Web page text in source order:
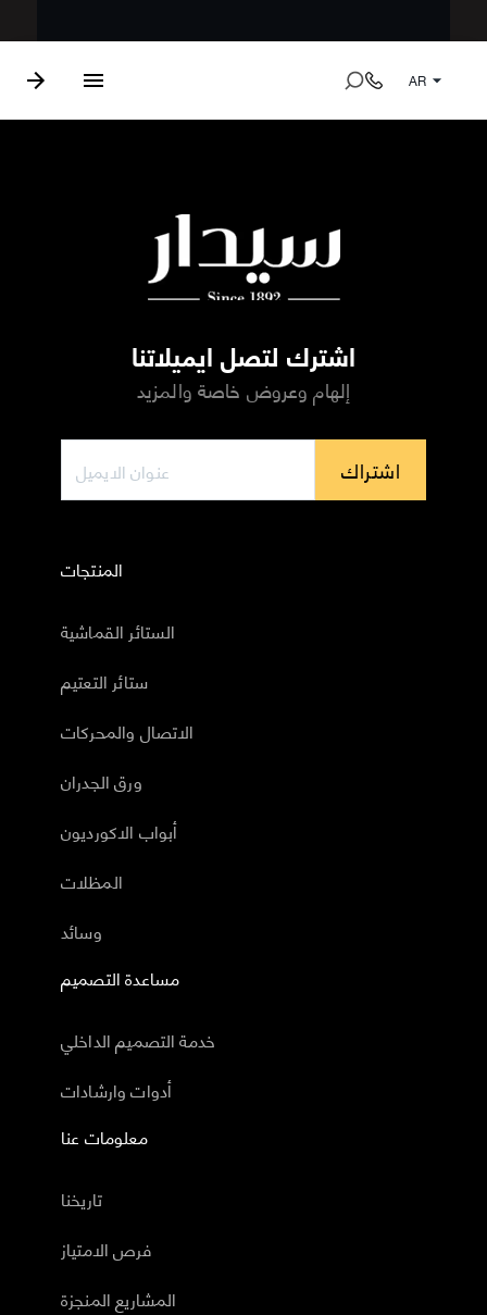
AR
اشترك لتصل ايميلاتنا
إلهام وعروض خاصة والمزيد
اشتراك
المنتجات
الستائر القماشية
ستائر التعتيم
الاتصال والمحركات
ورق الجدران
أبواب الاكورديون
المظلات
وسائد
مساعدة التصميم
خدمة التصميم الداخلي
أدوات وارشادات
معلومات عنا
تاريخنا
فرص الامتياز
المشاريع المنجزة